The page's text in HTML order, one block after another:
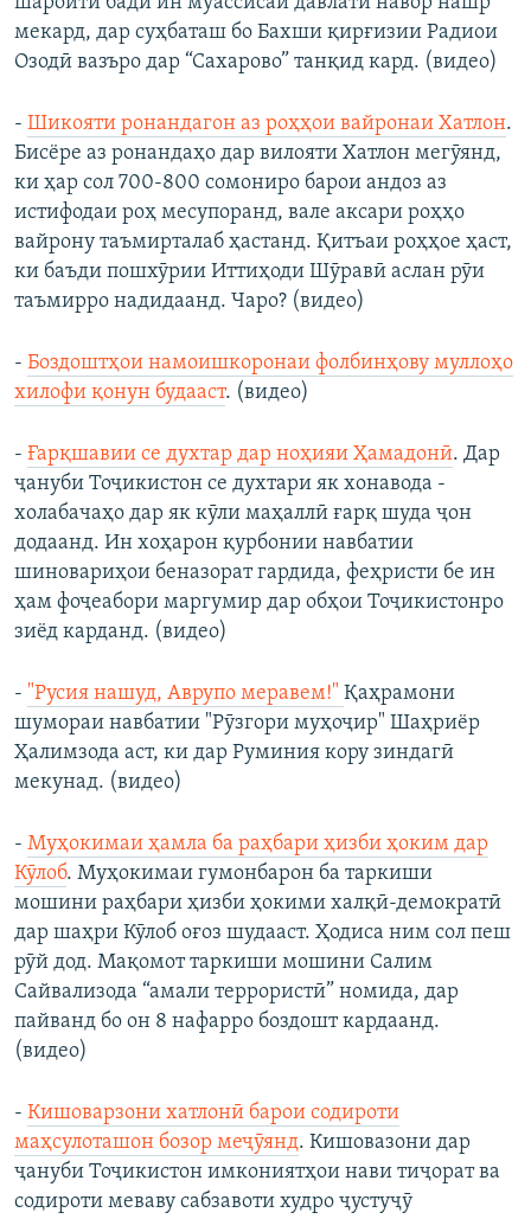
мекард, дар суҳбаташ бо Бахши қирғизии Радиои
Озодӣ вазъро дар “Сахарово” танқид кард. (видео)
- Шикояти ронандагон аз роҳҳои вайронаи Хатлон.
Бисёре аз ронандаҳо дар вилояти Хатлон мегӯянд,
ки ҳар сол 700-800 сомониро барои андоз аз
истифодаи роҳ месупоранд, вале аксари роҳҳо
вайрону таъмирталаб ҳастанд. Қитъаи роҳҳое ҳаст,
ки баъди пошхӯрии Иттиҳоди Шӯравӣ аслан рӯи
таъмирро надидаанд. Чаро? (видео)
- Боздоштҳои намоишкоронаи фолбинҳову муллоҳо
хилофи қонун будааст. (видео)
- Ғарқшавии се духтар дар ноҳияи Ҳамадонӣ. Дар
ҷануби Тоҷикистон се духтари як хонавода -
холабачаҳо дар як кӯли маҳаллӣ ғарқ шуда ҷон
додаанд. Ин хоҳарон қурбонии навбатии
шиновариҳои беназорат гардида, феҳристи бе ин
ҳам фоҷеабори маргумир дар обҳои Тоҷикистонро
зиёд карданд. (видео)
- "Русия нашуд, Аврупо меравем!" Қаҳрамони
шумораи навбатии "Рӯзгори муҳоҷир" Шаҳриёр
Ҳалимзода аст, ки дар Руминия кору зиндагӣ
мекунад. (видео)
- Муҳокимаи ҳамла ба раҳбари ҳизби ҳоким дар
Кӯлоб. Муҳокимаи гумонбарон ба таркиши
мошини раҳбари ҳизби ҳокими халқӣ-демократӣ
дар шаҳри Кӯлоб оғоз шудааст. Ҳодиса ним сол пеш
рӯй дод. Мақомот таркиши мошини Салим
Сайвализода “амали террористӣ” номида, дар
пайванд бо он 8 нафарро боздошт кардаанд.
(видео)
- Кишоварзони хатлонӣ барои содироти
маҳсулоташон бозор меҷӯянд. Кишовазони дар
ҷануби Тоҷикистон имкониятҳои нави тиҷорат ва
содироти меваву сабзавоти худро ҷустуҷӯ